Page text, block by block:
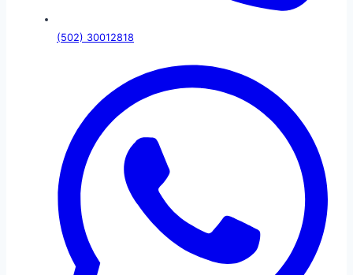
(502) 30012818